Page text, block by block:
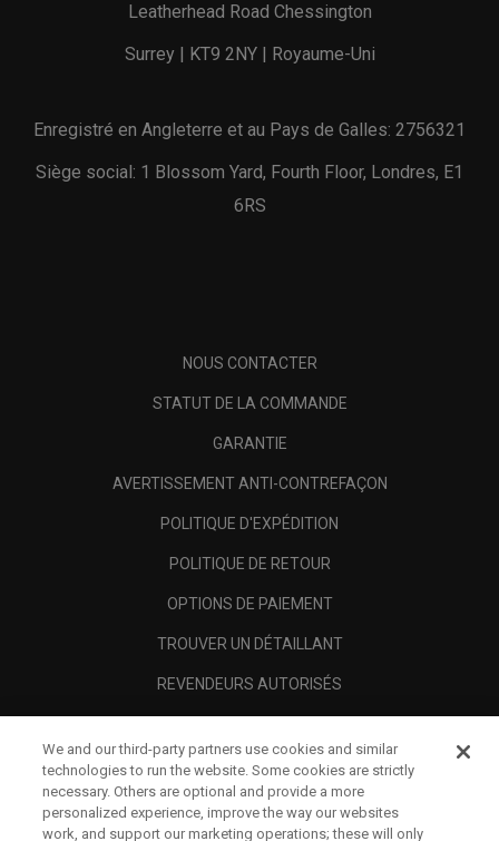
Leatherhead Road Chessington
Surrey | KT9 2NY | Royaume-Uni
Enregistré en Angleterre et au Pays de Galles: 2756321
Siège social: 1 Blossom Yard, Fourth Floor, Londres, E1
6RS
NOUS CONTACTER
STATUT DE LA COMMANDE
GARANTIE
AVERTISSEMENT ANTI-CONTREFAÇON
POLITIQUE D'EXPÉDITION
POLITIQUE DE RETOUR
OPTIONS DE PAIEMENT
TROUVER UN DÉTAILLANT
REVENDEURS AUTORISÉS
A PROPOS
MENTIONS LÉGALES
We and our third-party partners use cookies and similar
technologies to run the website. Some cookies are strictly
necessary. Others are optional and provide a more
personalized experience, improve the way our websites
work, and support our marketing operations; these will only